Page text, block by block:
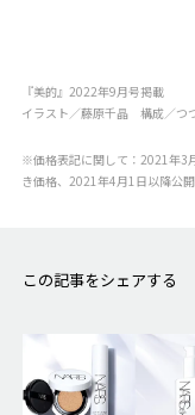
『美的』2022年9月号掲載
イラスト／藤原千晶 構成／つ
※価格表記に関して：2021年3
き価格、2021年4月1日以降公
この記事をシェアする